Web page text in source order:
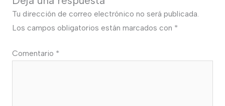
Tu dirección de correo electrónico no será publicada.
Los campos obligatorios están marcados con *
Comentario *